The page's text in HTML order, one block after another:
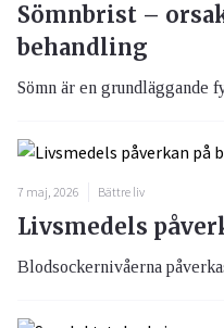
Sömnbrist –
behandling
Sömn är en grundläggande
7 maj, 2026 Bättre liv
Livsmedels
Blodsockernivåerna